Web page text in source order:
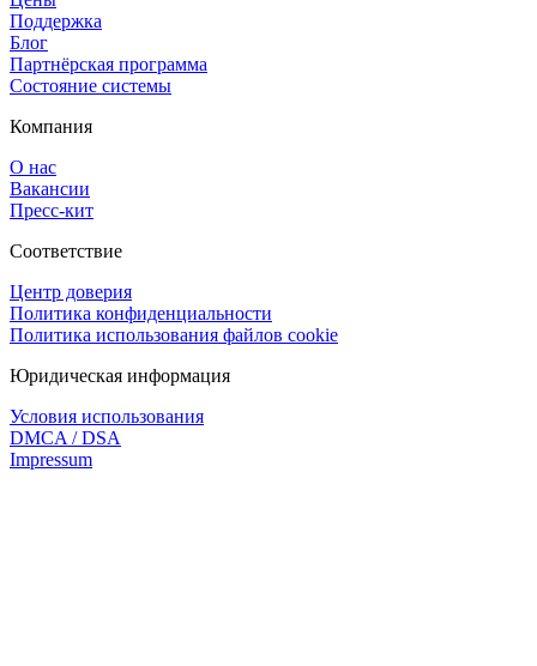
Поддержка
Блог
Партнёрская программа
Состояние системы
Компания
О нас
Вакансии
Пресс-кит
Соответствие
Центр доверия
Политика конфиденциальности
Политика использования файлов cookie
Юридическая информация
Условия использования
DMCA / DSA
Impressum